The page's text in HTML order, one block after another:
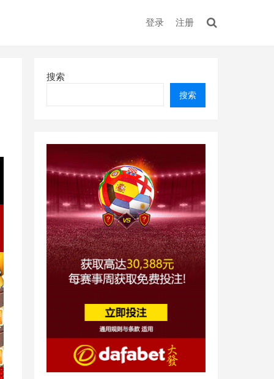
登录 注册
搜索
搜索